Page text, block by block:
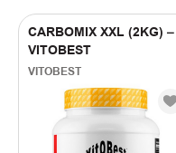
CARBOMIX XXL (2KG) –
VITOBEST
VITOBEST